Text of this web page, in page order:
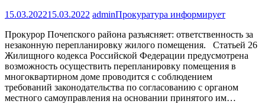
15.03.202215.03.2022 adminПрокуратура информирует
Прокурор Почепского района разъясняет: ответственность за
незаконную перепланировку жилого помещения. Статьей 26
Жилищного кодекса Российской Федерации предусмотрена
возможность осуществить перепланировку помещения в
многоквартирном доме проводится с соблюдением
требований законодательства по согласованию с органом
местного самоуправления на основании принятого им…